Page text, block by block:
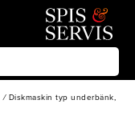
/ Diskmaskin typ underbänk,